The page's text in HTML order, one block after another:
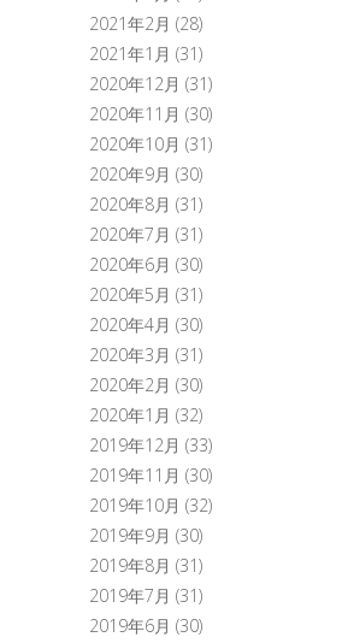
2021年2月 (28)
2021年1月 (31)
2020年12月 (31)
2020年11月 (30)
2020年10月 (31)
2020年9月 (30)
2020年8月 (31)
2020年7月 (31)
2020年6月 (30)
2020年5月 (31)
2020年4月 (30)
2020年3月 (31)
2020年2月 (30)
2020年1月 (32)
2019年12月 (33)
2019年11月 (30)
2019年10月 (32)
2019年9月 (30)
2019年8月 (31)
2019年7月 (31)
2019年6月 (30)